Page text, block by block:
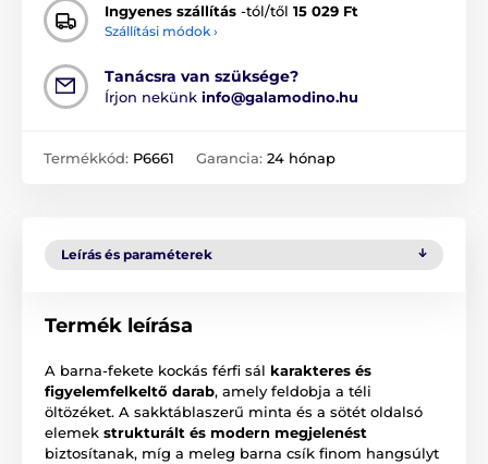
Ingyenes szállítás -tól/től 15 029 Ft
Szállítási módok ›
Tanácsra van szüksége?
Írjon nekünk info@galamodino.hu
Termékkód: P6661 Garancia: 24 hónap
Leírás és paraméterek
Termék leírása
A barna-fekete kockás férfi sál karakteres és
figyelemfelkeltő darab, amely feldobja a téli
öltözéket. A sakktáblaszerű minta és a sötét oldalsó
elemek strukturált és modern megjelenést
biztosítanak, míg a meleg barna csík finom hangsúlyt